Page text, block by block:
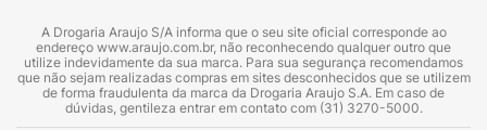
A Drogaria Araujo S/A informa que o seu site oficial corresponde ao
endereço www.araujo.com.br, não reconhecendo qualquer outro que
utilize indevidamente da sua marca. Para sua segurança recomendamos
que não sejam realizadas compras em sites desconhecidos que se utilizem
de forma fraudulenta da marca da Drogaria Araujo S.A. Em caso de
dúvidas, gentileza entrar em contato com (31) 3270-5000.